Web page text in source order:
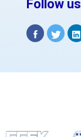
Follow us